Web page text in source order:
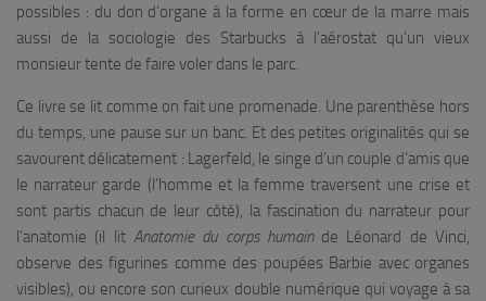
possibles : du don d’organe à la forme en cœur de la marre mais
aussi de la sociologie des Starbucks à l’aérostat qu’un vieux
monsieur tente de faire voler dans le parc.
Ce livre se lit comme on fait une promenade. Une parenthèse hors
du temps, une pause sur un banc. Et des petites originalités qui se
savourent délicatement : Lagerfeld, le singe d’un couple d’amis que
le narrateur garde (l’homme et la femme traversent une crise et
sont partis chacun de leur côté), la fascination du narrateur pour
l’anatomie (il lit Anatomie du corps humainde Léonard de Vinci,
observe des figurines comme des poupées Barbie avec organes
visibles), ou encore son curieux double numérique qui voyage à sa